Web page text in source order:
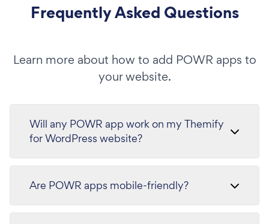
Frequently Asked Questions
Learn more about how to add POWR apps to
your website.
Will any POWR app work on my Themify
for WordPress website?
Are POWR apps mobile-friendly?